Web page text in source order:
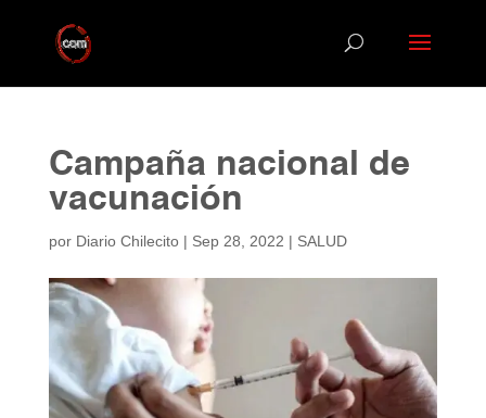
Campaña nacional de
vacunación
por Diario Chilecito| Sep 28, 2022 | SALUD